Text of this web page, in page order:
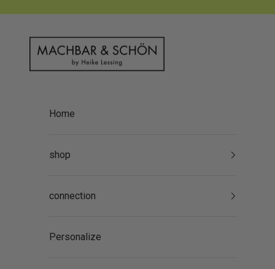
MACHBAR & SCHÖN
Home
shop
connection
Personalize